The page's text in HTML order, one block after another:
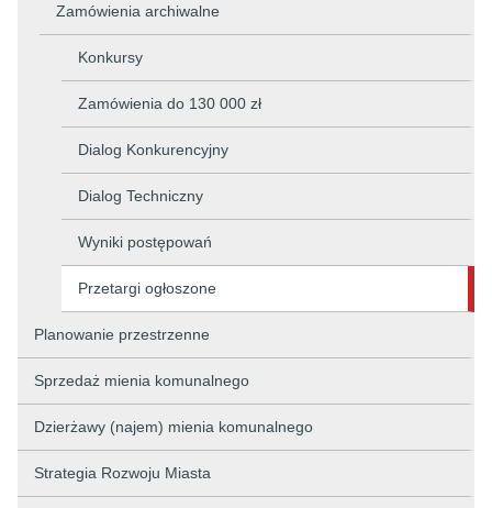
Zamówienia archiwalne
Konkursy
Zamówienia do 130 000 zł
Dialog Konkurencyjny
Dialog Techniczny
Wyniki postępowań
Przetargi ogłoszone
Planowanie przestrzenne
Sprzedaż mienia komunalnego
Dzierżawy (najem) mienia komunalnego
Strategia Rozwoju Miasta